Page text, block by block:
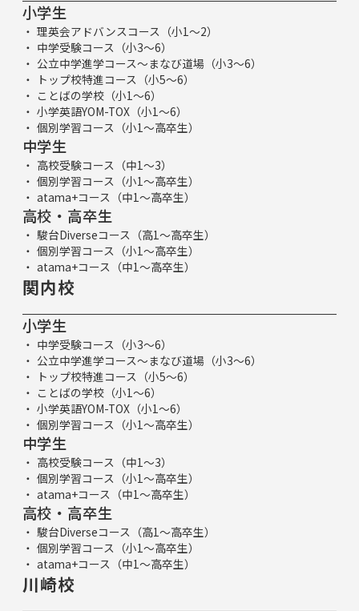
小学生
理英会アドバンスコース（小1～2）
中学受験コース（小3～6）
公立中学進学コース～まなび道場（小3～6）
トップ校特進コース（小5～6）
ことばの学校（小1～6）
小学英語YOM-TOX（小1～6）
個別学習コース（小1～高卒生）
中学生
高校受験コース（中1～3）
個別学習コース（小1～高卒生）
atama+コース（中1～高卒生）
高校・高卒生
駿台Diverseコース（高1～高卒生）
個別学習コース（小1～高卒生）
atama+コース（中1～高卒生）
関内校
小学生
中学受験コース（小3～6）
公立中学進学コース～まなび道場（小3～6）
トップ校特進コース（小5～6）
ことばの学校（小1～6）
小学英語YOM-TOX（小1～6）
個別学習コース（小1～高卒生）
中学生
高校受験コース（中1～3）
個別学習コース（小1～高卒生）
atama+コース（中1～高卒生）
高校・高卒生
駿台Diverseコース（高1～高卒生）
個別学習コース（小1～高卒生）
atama+コース（中1～高卒生）
川崎校